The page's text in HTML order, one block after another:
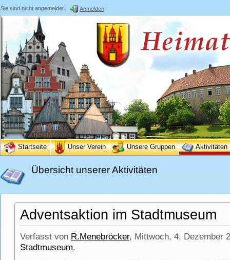
Sie sind nicht angemeldet. Anmelden
Startseite Unser Verein Unsere Gruppen Aktivitäten
Übersicht unserer Aktivitäten
Adventsaktion im Stadtmuseum
Verfasst von R.Menebröcker, Mittwoch, 4. Dezember
Stadtmuseum.